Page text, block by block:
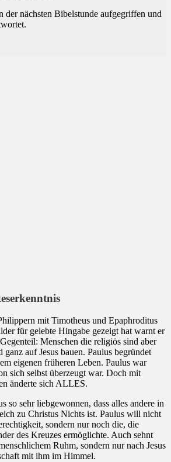
der nächsten Bibelstunde aufgegriffen und
mit Timotheus und Epaphroditus
für gelebte Hingabe gezeigt hat warnt er
Menschen die religiös sind aber
auf Jesus bauen. Paulus begründet
eigenen früheren Leben. Paulus war
sich selbst überzeugt war. Doch mit
änderte sich ALLES.
so sehr liebgewonnen, dass alles andere in
zu Christus Nichts ist. Paulus will nicht
sondern nur noch die, die
des Kreuzes ermöglichte. Auch sehnt
Ruhm, sondern nur nach Jesus
mit ihm im Himmel.